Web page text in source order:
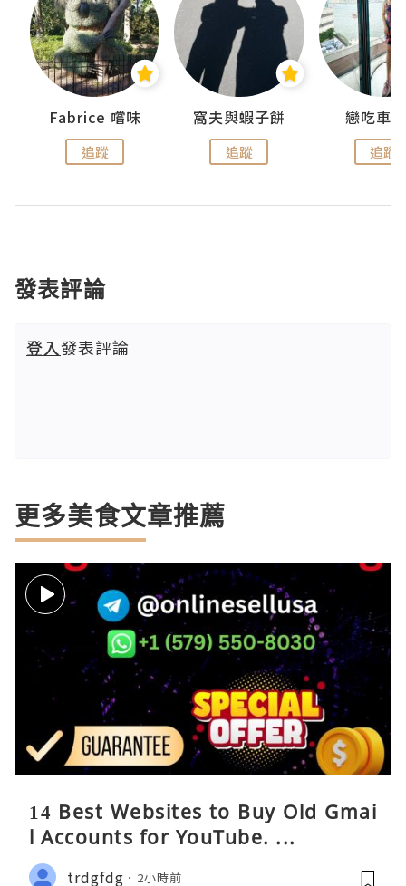
Fabrice 嚐味
追蹤
窩夫與蝦子餅
追蹤
戀吃車
追蹤
發表評論
登入發表評論
更多美食文章推薦
14 Best Websites to Buy Old Gmai
l Accounts for YouTube. ...
trdgfdg 2小時前